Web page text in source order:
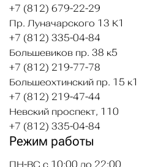
+7 (812) 679-22-29
Пр. Луначарского 13 К1
+7 (812) 335-04-84
Большевиков пр. 38 к5
+7 (812) 219-77-78
Большеохтинский пр. 15 к1
+7 (812) 219-47-44
Невский проспект, 110
+7 (812) 335-04-84
Режим работы
ПН-ВС с 10:00 до 22:00